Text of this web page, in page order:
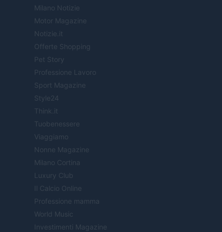
Milano Notizie
Motor Magazine
Notizie.it
Offerte Shopping
Pet Story
Professione Lavoro
Sport Magazine
Style24
Think.it
Tuobenessere
Viaggiamo
Nonne Magazine
Milano Cortina
Luxury Club
Il Calcio Online
Professione mamma
World Music
Investimenti Magazine